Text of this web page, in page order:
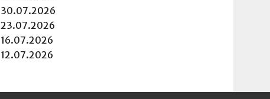
30.07.2026
23.07.2026
16.07.2026
12.07.2026